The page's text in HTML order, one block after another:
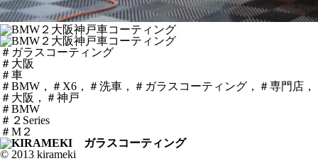
＃ガラスコーティング
＃大阪
＃車
＃BMW，＃X6，＃洗車，＃ガラスコーティング，＃専門店，
＃大阪，＃神戸
＃BMW
＃２Series
＃M２
© 2013 kirameki